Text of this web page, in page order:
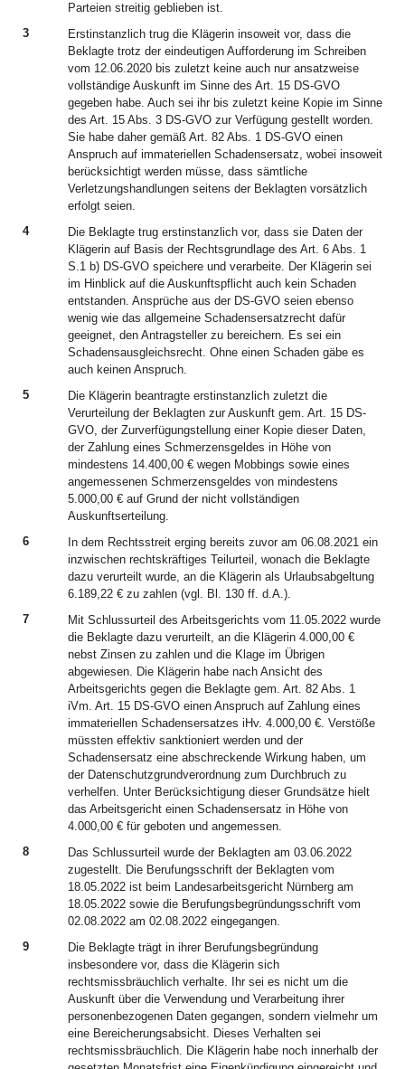
Parteien streitig geblieben ist.
3
Erstinstanzlich trug die Klägerin insoweit vor, dass die
Beklagte trotz der eindeutigen Aufforderung im Schreiben
vom 12.06.2020 bis zuletzt keine auch nur ansatzweise
vollständige Auskunft im Sinne des Art. 15 DS-GVO
gegeben habe. Auch sei ihr bis zuletzt keine Kopie im Sinne
des Art. 15 Abs. 3 DS-GVO zur Verfügung gestellt worden.
Sie habe daher gemäß Art. 82 Abs. 1 DS-GVO einen
Anspruch auf immateriellen Schadensersatz, wobei insoweit
berücksichtigt werden müsse, dass sämtliche
Verletzungshandlungen seitens der Beklagten vorsätzlich
erfolgt seien.
4
Die Beklagte trug erstinstanzlich vor, dass sie Daten der
Klägerin auf Basis der Rechtsgrundlage des Art. 6 Abs. 1
S.1 b) DS-GVO speichere und verarbeite. Der Klägerin sei
im Hinblick auf die Auskunftspflicht auch kein Schaden
entstanden. Ansprüche aus der DS-GVO seien ebenso
wenig wie das allgemeine Schadensersatzrecht dafür
geeignet, den Antragsteller zu bereichern. Es sei ein
Schadensausgleichsrecht. Ohne einen Schaden gäbe es
auch keinen Anspruch.
5
Die Klägerin beantragte erstinstanzlich zuletzt die
Verurteilung der Beklagten zur Auskunft gem. Art. 15 DS-
GVO, der Zurverfügungstellung einer Kopie dieser Daten,
der Zahlung eines Schmerzensgeldes in Höhe von
mindestens 14.400,00 € wegen Mobbings sowie eines
angemessenen Schmerzensgeldes von mindestens
5.000,00 € auf Grund der nicht vollständigen
Auskunftserteilung.
6
In dem Rechtsstreit erging bereits zuvor am 06.08.2021 ein
inzwischen rechtskräftiges Teilurteil, wonach die Beklagte
dazu verurteilt wurde, an die Klägerin als Urlaubsabgeltung
6.189,22 € zu zahlen (vgl. Bl. 130 ff. d.A.).
7
Mit Schlussurteil des Arbeitsgerichts vom 11.05.2022 wurde
die Beklagte dazu verurteilt, an die Klägerin 4.000,00 €
nebst Zinsen zu zahlen und die Klage im Übrigen
abgewiesen. Die Klägerin habe nach Ansicht des
Arbeitsgerichts gegen die Beklagte gem. Art. 82 Abs. 1
iVm. Art. 15 DS-GVO einen Anspruch auf Zahlung eines
immateriellen Schadensersatzes iHv. 4.000,00 €. Verstöße
müssten effektiv sanktioniert werden und der
Schadensersatz eine abschreckende Wirkung haben, um
der Datenschutzgrundverordnung zum Durchbruch zu
verhelfen. Unter Berücksichtigung dieser Grundsätze hielt
das Arbeitsgericht einen Schadensersatz in Höhe von
4.000,00 € für geboten und angemessen.
8
Das Schlussurteil wurde der Beklagten am 03.06.2022
zugestellt. Die Berufungsschrift der Beklagten vom
18.05.2022 ist beim Landesarbeitsgericht Nürnberg am
18.05.2022 sowie die Berufungsbegründungsschrift vom
02.08.2022 am 02.08.2022 eingegangen.
9
Die Beklagte trägt in ihrer Berufungsbegründung
insbesondere vor, dass die Klägerin sich
rechtsmissbräuchlich verhalte. Ihr sei es nicht um die
Auskunft über die Verwendung und Verarbeitung ihrer
personenbezogenen Daten gegangen, sondern vielmehr um
eine Bereicherungsabsicht. Dieses Verhalten sei
rechtsmissbräuchlich. Die Klägerin habe noch innerhalb der